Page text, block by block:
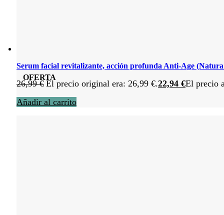
OFERTA
Serum facial revitalizante, acción profunda Anti-Age
26,99€ El precio original era: 26,99 €.22,94 €El precio
Añadir al carrito